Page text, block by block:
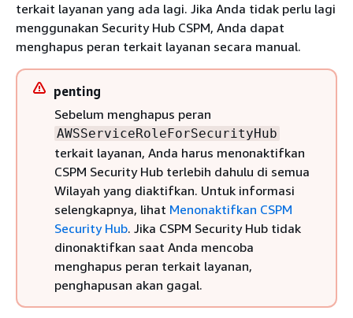
terkait layanan yang ada lagi. Jika Anda tidak perlu lagi
menggunakan Security Hub CSPM, Anda dapat
menghapus peran terkait layanan secara manual.
penting
Sebelum menghapus peran
AWSServiceRoleForSecurityHub
terkait layanan, Anda harus menonaktifkan
CSPM Security Hub terlebih dahulu di semua
Wilayah yang diaktifkan. Untuk informasi
selengkapnya, lihat Menonaktifkan CSPM
Security Hub. Jika CSPM Security Hub tidak
dinonaktifkan saat Anda mencoba
menghapus peran terkait layanan,
penghapusan akan gagal.